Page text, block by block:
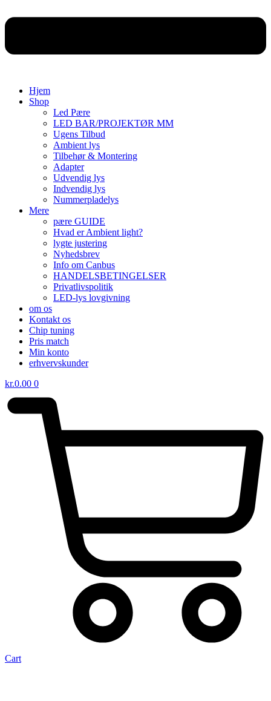
Hjem
Shop
Led Pære
LED BAR/PROJEKTØR MM
Ugens Tilbud
Ambient lys
Tilbehør & Montering
Adapter
Udvendig lys
Indvendig lys
Nummerpladelys
Mere
pære GUIDE
Hvad er Ambient light?
lygte justering
Nyhedsbrev
Info om Canbus
HANDELSBETINGELSER
Privatlivspolitik
LED-lys lovgivning
om os
Kontakt os
Chip tuning
Pris match
Min konto
erhvervskunder
kr.0.00 0
Cart